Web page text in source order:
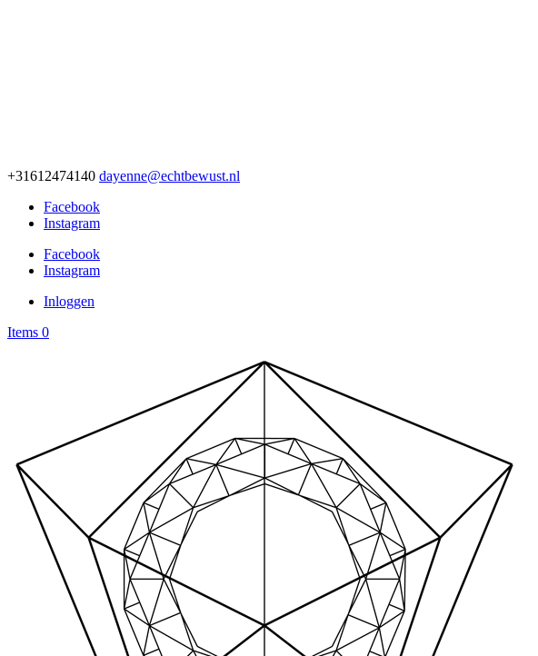
+31612474140 dayenne@echtbewust.nl
Facebook
Instagram
Facebook
Instagram
Inloggen
Items 0